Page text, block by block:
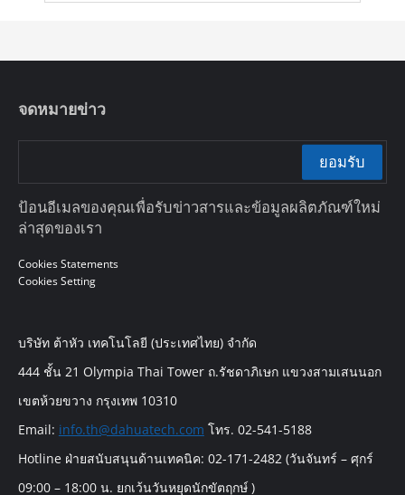
จดหมายข่าว
ยอมรับ
ป้อนอีเมลของคุณเพื่อรับข่าวสารและข้อมูลผลิตภัณฑ์ใหม่
ล่าสุดของเรา
Cookies Statements
Cookies Setting
บริษัท ต้าหัว เทคโนโลยี (ประเทศไทย) จำกัด
444 ชั้น 21 Olympia Thai Tower ถ.รัชดาภิเษก แขวงสามเสนนอก
เขตห้วยขวาง กรุงเทพ 10310
Email: info.th@dahuatech.com โทร. 02-541-5188
Hotline ฝ่ายสนับสนุนด้านเทคนิค: 02-171-2482 (วันจันทร์ – ศุกร์
09:00 – 18:00 น. ยกเว้นวันหยุดนักขัตฤกษ์ )